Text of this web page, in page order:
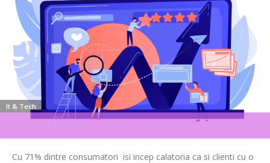
It & Tech
Cu 71% dintre consumatori isi incep calatoria ca si clienti cu o